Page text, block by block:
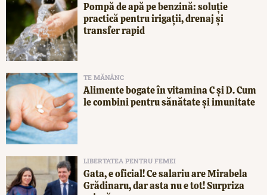
Pompă de apă pe benzină: soluție
practică pentru irigații, drenaj și
transfer rapid
TE MĂNÂNC
Alimente bogate în vitamina C și D. Cum
le combini pentru sănătate și imunitate
LIBERTATEA PENTRU FEMEI
Gata, e oficial! Ce salariu are Mirabela
Grădinaru, dar asta nu e tot! Surpriza